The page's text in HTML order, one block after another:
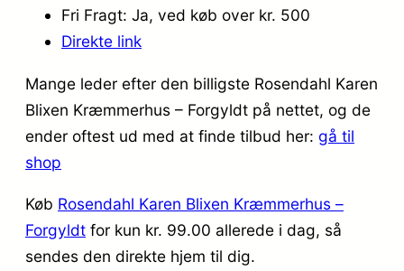
Fri Fragt: Ja, ved køb over kr. 500
Direkte link
Mange leder efter den billigste Rosendahl Karen
Blixen Kræmmerhus – Forgyldt på nettet, og de
ender oftest ud med at finde tilbud her: gå til
shop
Køb Rosendahl Karen Blixen Kræmmerhus –
Forgyldt for kun kr. 99.00 allerede i dag, så
sendes den direkte hjem til dig.